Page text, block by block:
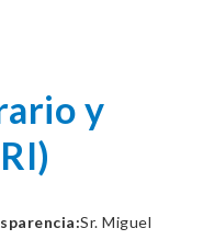
y
Sr. Miguel